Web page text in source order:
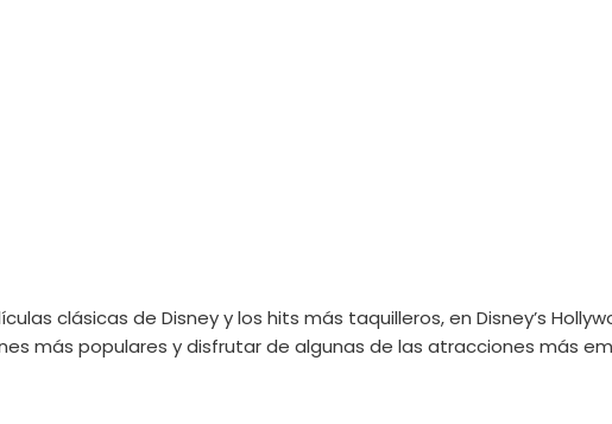
clásicas de Disney y los hits más taquilleros, en Disney’s
más populares y disfrutar de algunas de las atracciones más